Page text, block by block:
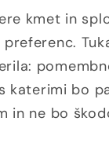
kmet in
katerimi bo
in ne bo